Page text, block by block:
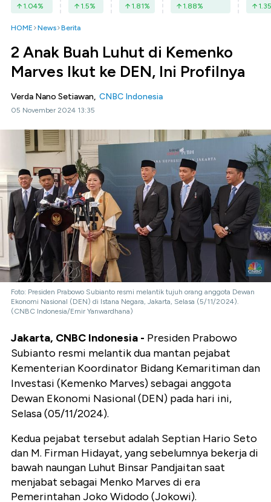
1.04% 1.5% 1.81% 1.88% 1.35
HOME News Berita
2 Anak Buah Luhut di Kemenko
Marves Ikut ke DEN, Ini Profilnya
Verda Nano Setiawan, CNBC Indonesia
05 November 2024 13:35
Foto: Presiden Prabowo Subianto resmi melantik tujuh orang anggota Dewan
Ekonomi Nasional (DEN) di Istana Negara, Jakarta, Selasa (5/11/2024).
(CNBC Indonesia/Emir Yanwardhana)
Jakarta, CNBC Indonesia - Presiden Prabowo
Subianto resmi melantik dua mantan pejabat
Kementerian Koordinator Bidang Kemaritiman dan
Investasi (Kemenko Marves) sebagai anggota
Dewan Ekonomi Nasional (DEN) pada hari ini,
Selasa (05/11/2024).
Kedua pejabat tersebut adalah Septian Hario Seto
dan M. Firman Hidayat, yang sebelumnya bekerja di
bawah naungan Luhut Binsar Pandjaitan saat
menjabat sebagai Menko Marves di era
Pemerintahan Joko Widodo (Jokowi).